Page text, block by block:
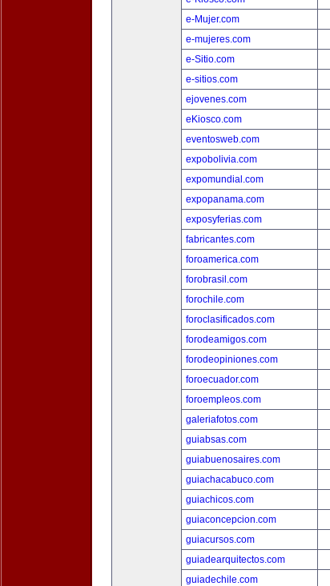
e-Mujer.com
e-mujeres.com
e-Sitio.com
e-sitios.com
ejovenes.com
eKiosco.com
eventosweb.com
expobolivia.com
expomundial.com
expopanama.com
exposyferias.com
fabricantes.com
foroamerica.com
forobrasil.com
forochile.com
foroclasificados.com
forodeamigos.com
forodeopiniones.com
foroecuador.com
foroempleos.com
galeriafotos.com
guiabsas.com
guiabuenosaires.com
guiachacabuco.com
guiachicos.com
guiaconcepcion.com
guiacursos.com
guiadearquitectos.com
guiadechile.com